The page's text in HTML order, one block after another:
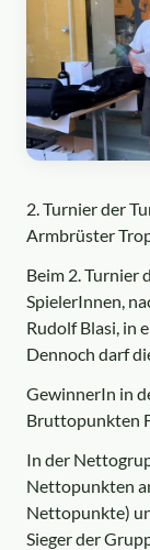
2. Turnier der
Armbrüster
Beim 2. Turnier
SpielerInnen,
Rudolf Blasi, in
Dennoch darf
GewinnerIn in
Bruttopunkten
In der
Nettopunkten
Nettopunkte)
Sieger der